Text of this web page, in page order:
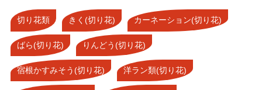
切り花類 きく(切り花) カーネーション(切り花)
ばら(切り花) りんどう(切り花)
宿根かすみそう(切り花) 洋ラン類(切り花)